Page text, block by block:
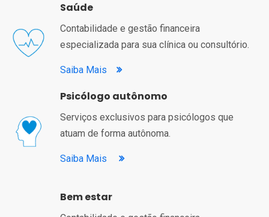
Saúde
Contabilidade e gestão financeira
especializada para sua clínica ou consultório.
Saiba Mais
Psicólogo autônomo
Serviços exclusivos para psicólogos que
atuam de forma autônoma.
Saiba Mais
Bem estar